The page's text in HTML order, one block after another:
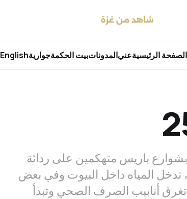
الصفحة الرئيسيةعنيالمدوناتبيت الحكمةجواريةEnglish
بشوارع باريس متهكمين على ردائة
تدخل المياه داخل البيوت وفي بعض
أنابيب الصرف الصحي وتبدأ